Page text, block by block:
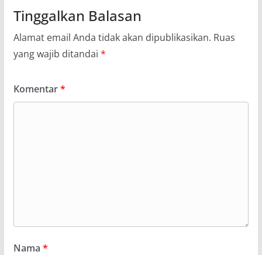
Tinggalkan Balasan
Alamat email Anda tidak akan dipublikasikan. Ruas
yang wajib ditandai *
Komentar*
Nama *